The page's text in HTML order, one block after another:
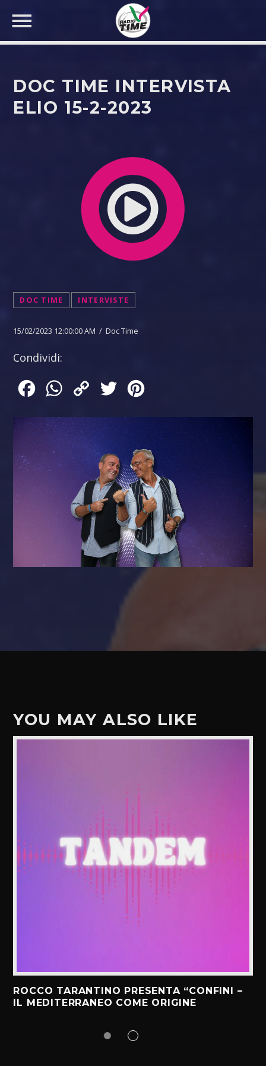
DOC TIME INTERVISTA
ELIO 15-2-2023
DOC TIME INTERVISTE
15/02/2023 12:00:00 AM / Doc Time
Condividi:
FacebookWhatsApp
Copy
Twitter
YOU MAY ALSO LIKE
ROCCO TARANTINO PRESENTA “CONFINI –
IL MEDITERRANEO COME ORIGINE